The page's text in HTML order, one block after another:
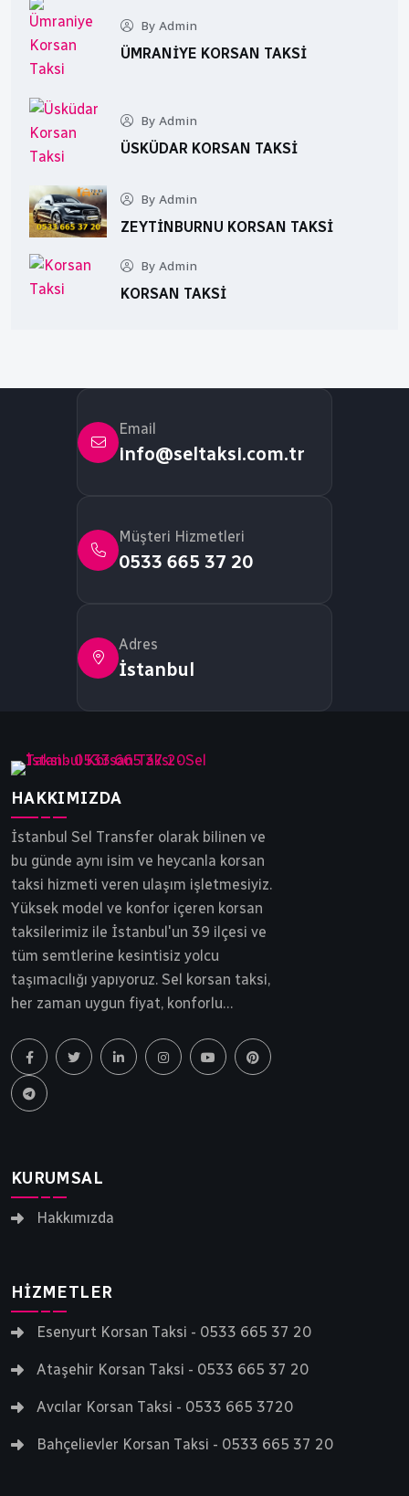
By Admin
ÜMRANIYE KORSAN TAKSI
By Admin
ÜSKÜDAR KORSAN TAKSI
By Admin
ZEYTINBURNU KORSAN TAKSI
By Admin
KORSAN TAKSI
Email
info@seltaksi.com.tr
Müşteri Hizmetleri
0533 665 37 20
Adres
İstanbul
HAKKIMIZDA
İstanbul Sel Transfer olarak bilinen ve
bu günde aynı isim ve heycanla korsan
taksi hizmeti veren ulaşım işletmesiyiz.
Yüksek model ve konfor içeren korsan
taksilerimiz ile İstanbul'un 39 ilçesi ve
tüm semtlerine kesintisiz yolcu
taşımacılığı yapıyoruz. Sel korsan taksi,
her zaman uygun fiyat, konforlu
ödün vermeden yollarda ilerlemektedir.
İstanbul korsan taksi, Sel Transfer 30
yılı aşkın bir süredir siz ve sevdiklerinizi
KURUMSAL
Hakkımızda
HIZMETLER
Esenyurt Korsan Taksi - 0533 665 37 20
Ataşehir Korsan Taksi - 0533 665 37 20
Avcılar Korsan Taksi - 0533 665 3720
Bahçelievler Korsan Taksi - 0533 665 37 20